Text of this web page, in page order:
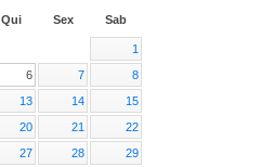
Qui Sex Sab
1
6 7
8
13 14
15
20 21
22
27 28
29